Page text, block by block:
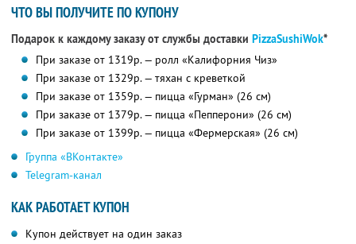
ЧТО ВЫ ПОЛУЧИТЕ ПО КУПОНУ
Подарок к каждому заказу от службы доставки PizzaSushiWok*
При заказе от 1319р. — ролл «Калифорния Чиз»
При заказе от 1329р. — тяхан с креветкой
При заказе от 1359р. — пицца «Гурман» (26 см)
При заказе от 1379р. — пицца «Пепперони» (26 см)
При заказе от 1399р. — пицца «Фермерская» (26 см)
Группа «ВКонтакте»
Telegram-канал
КАК РАБОТАЕТ КУПОН
Купон действует на один заказ